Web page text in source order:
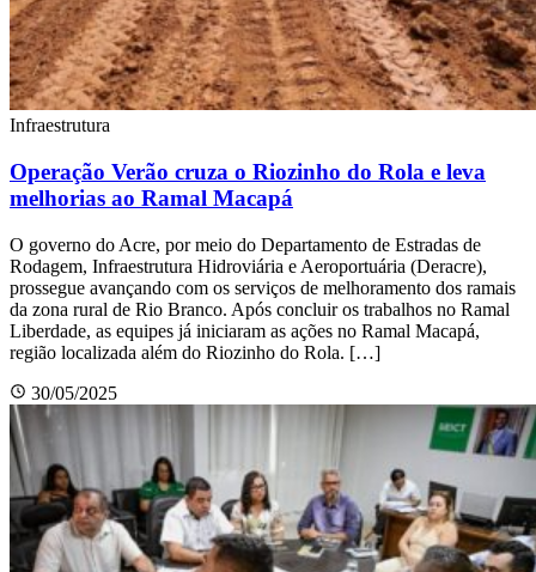
Infraestrutura
Operação Verão cruza o Riozinho do Rola e leva
melhorias ao Ramal Macapá
O governo do Acre, por meio do Departamento de Estradas de
Rodagem, Infraestrutura Hidroviária e Aeroportuária (Deracre),
prossegue avançando com os serviços de melhoramento dos ramais
da zona rural de Rio Branco. Após concluir os trabalhos no Ramal
Liberdade, as equipes já iniciaram as ações no Ramal Macapá,
região localizada além do Riozinho do Rola. […]
30/05/2025